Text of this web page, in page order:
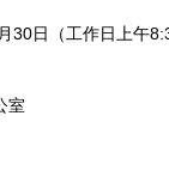
日（工作日上午
室